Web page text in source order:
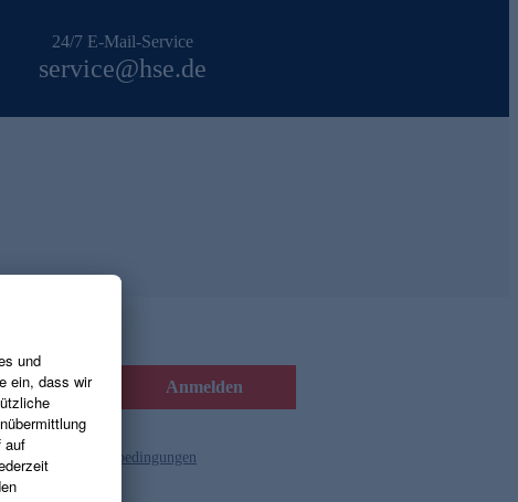
24/7 E-Mail-Service
service@hse.de
Anmelden
und die Gutscheinbedingungen